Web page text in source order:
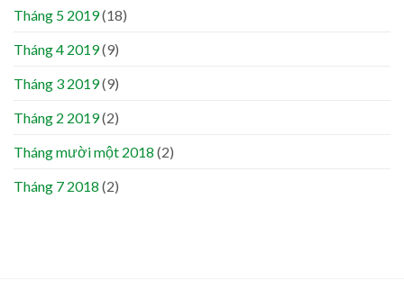
Tháng 5 2019(18)
Tháng 4 2019(9)
Tháng 3 2019(9)
Tháng 2 2019(2)
Tháng mười một 2018 (2)
Tháng 7 2018 (2)